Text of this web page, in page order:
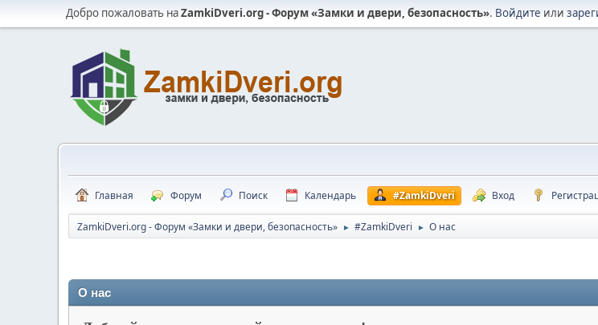
Добро пожаловать наZamkiDveri.org - Форум «Замки и двери, безопасность». Войдите или
Главная Форум Поиск Календарь #ZamkiDveri Вход
ZamkiDveri.org - Форум «Замки и двери, безопасность» ► #ZamkiDveri ► О нас
О нас